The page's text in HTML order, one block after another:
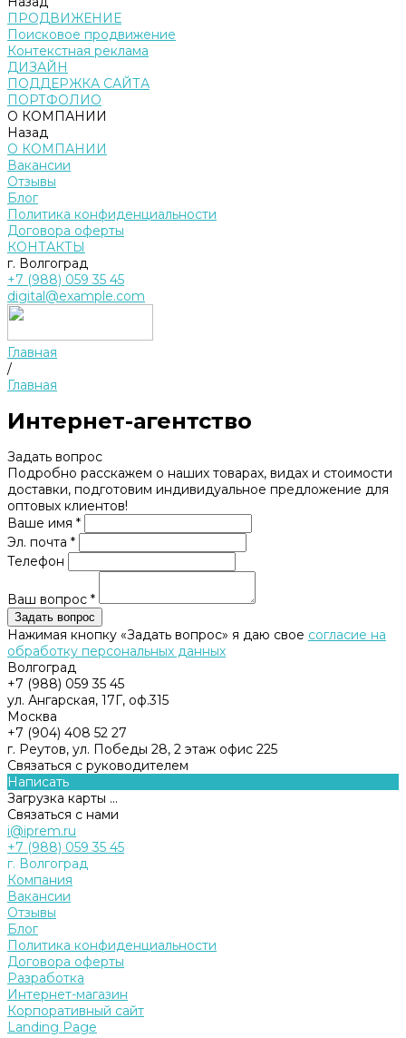
ПРОДВИЖЕНИЕ
Поисковое продвижение
Контекстная реклама
ДИЗАЙН
ПОДДЕРЖКА САЙТА
ПОРТФОЛИО
О КОМПАНИИ
Назад
О КОМПАНИИ
Вакансии
Отзывы
Блог
Политика конфиденциальности
Договора оферты
КОНТАКТЫ
г. Волгоград
+7 (988) 059 35 45
digital@example.com
Главная
/
Главная
Интернет-агентство
Задать вопрос
Подробно расскажем о наших товарах, видах и стоимости
доставки, подготовим индивидуальное предложение для
оптовых клиентов!
Ваше имя *
Эл. почта *
Телефон
Ваш вопрос *
Нажимая кнопку «Задать вопрос» я даю свое согласие на
обработку персональных данных
Волгоград
+7 (988) 059 35 45
ул. Ангарская, 17Г, оф.315
Москва
+7 (904) 408 52 27
г. Реутов, ул. Победы 28, 2 этаж офис 225
Связаться с руководителем
Написать
Загрузка карты ...
Связаться с нами
i@iprem.ru
+7 (988) 059 35 45
г. Волгоград
Компания
Вакансии
Отзывы
Блог
Политика конфиденциальности
Договора оферты
Разработка
Интернет-магазин
Корпоративный сайт
Landing Page